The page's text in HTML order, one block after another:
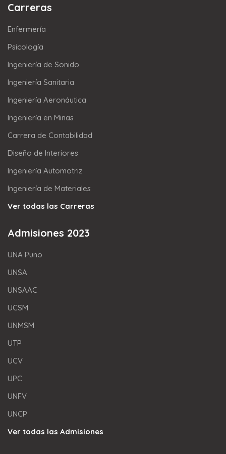
Carreras
Enfermería
Psicología
Ingeniería de Sonido
Ingeniería Sanitaria
Ingeniería Aeronáutica
Ingeniería en Minas
Carrera de Contabilidad
Diseño de Interiores
Ingeniería Automotriz
Ingeniería de Materiales
Ver todas las Carreras
Admisiones 2023
UNA Puno
UNSA
UNSAAC
UCSM
UNMSM
UTP
UCV
UPC
UNFV
UNCP
Ver todas las Admisiones